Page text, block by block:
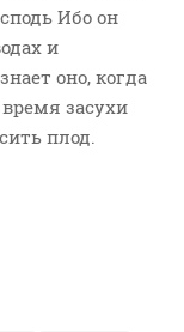
Ибо он
и
оно, когда
засухи
плод.